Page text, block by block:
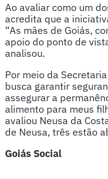
Ao avaliar como um
acredita que a
“As mães de Goiás,
apoio do ponto de
analisou.
Por meio da
busca garantir
assegurar a
alimento para meus
avaliou Neusa da
de Neusa, três estão
Goiás Social